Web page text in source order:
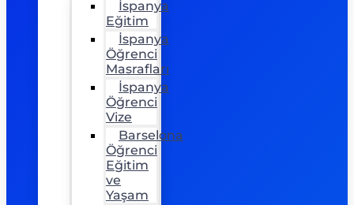
İspanya
Eğitim
İspanya
Öğrenci
Masrafları
İspanya
Öğrenci
Vize
Barselona
Öğrenci
Eğitim
ve
Yaşam